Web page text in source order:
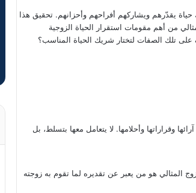
يقدّرهم ويشاركهم أفراحهم وأحزانهم. تحقيق هذا
من أهم مقومات استقرار الحياة الزوجية
تلك الصفات لتختار شريك الحياة المناسب؟
وقراراتها وأحلامها. لا يتعامل معها بتسلط، بل
المثالي هو من يعبر عن تقديره لما تقوم به زوجته